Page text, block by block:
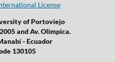
License
of Portoviejo
and Av. Olimpica.
- Ecuador
130105